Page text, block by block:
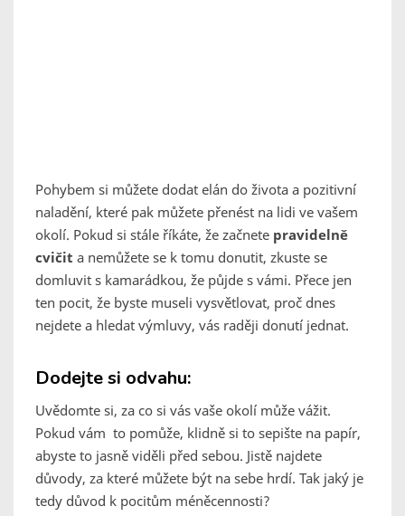
Pohybem si můžete dodat elán do života a pozitivní
naladění, které pak můžete přenést na lidi ve vašem
okolí. Pokud si stále říkáte, že začnete pravidelně
cvičit a nemůžete se k tomu donutit, zkuste se
domluvit s kamarádkou, že půjde s vámi. Přece jen
ten pocit, že byste museli vysvětlovat, proč dnes
nejdete a hledat výmluvy, vás raději donutí jednat.
Dodejte si odvahu:
Uvědomte si, za co si vás vaše okolí může vážit.
Pokud vám to pomůže, klidně si to sepište na papír,
abyste to jasně viděli před sebou. Jistě najdete
důvody, za které můžete být na sebe hrdí. Tak jaký je
tedy důvod k pocitům méněcennosti?